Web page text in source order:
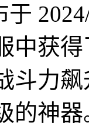
于
中获
斗力
的神器